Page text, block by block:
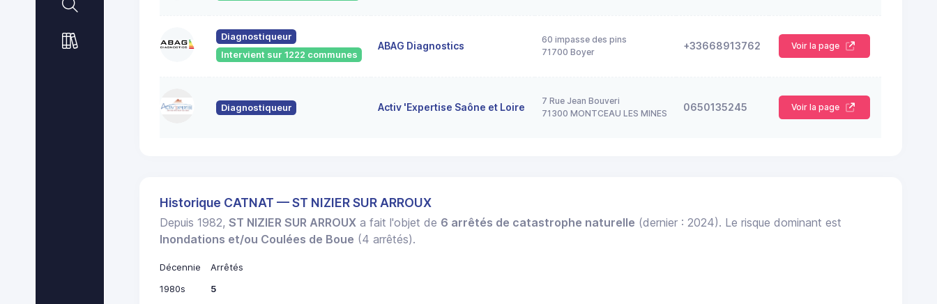
Diagnostiqueur
Intervient sur 1222 communes
ABAG Diagnostics
60 impasse des pins
71700 Boyer
+33668913762 Voir la page
Diagnostiqueur Activ 'Expertise Saône et Loire
7 Rue Jean Bouveri
71300 MONTCEAU LES MINES
0650135245 Voir la page
Historique CATNAT — ST NIZIER SUR ARROUX
Depuis 1982,ST NIZIER SUR ARROUX a fait l'objet de 6 arrêtés de catastrophe naturelle (dernier : 2024). Le risque dominant est
Inondations et/ou Coulées de Boue (4 arrêtés).
Décennie
Arrêtés
1980s
5